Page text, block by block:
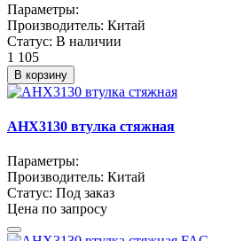
Параметры:
Производитель: Китай
Статус: В наличии
1 105
В корзину
AHX3130 втулка стяжная
Параметры:
Производитель: Китай
Статус: Под заказ
Цена по запросу